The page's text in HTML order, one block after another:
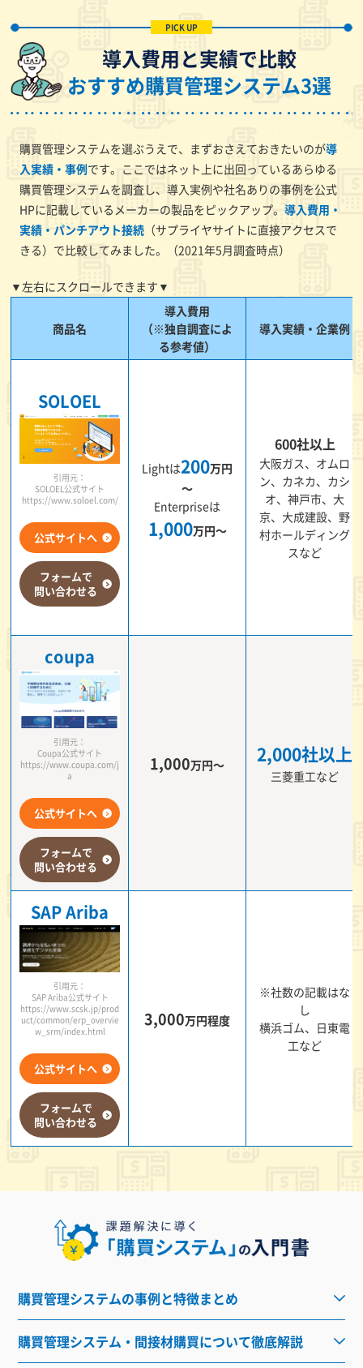
導入費用と実績で比較
おすすめ購買管理システム3選
購買管理システムを選ぶうえで、まずおさえておきたいのが導
入実績・事例です。ここではネット上に出回っているあらゆる
購買管理システムを調査し、導入実例や社名ありの事例を公式
HPに記載しているメーカーの製品をピックアップ。 導入費用・
実績・パンチアウト接続（サプライヤサイトに直接アクセスで
きる）で比較してみました。（2021年5月調査時点）
▼左右にスクロールできます▼
商品名
導入費用
（※独自調査によ
る参考値）
導入実績・企業例
SOLOEL
引用元：
SOLOEL公式サイト
https://www.soloel.com/
公式サイトへ
フォームで
問い合わせる
Lightは200万円
～
Enterpriseは
1,000万円～
600社以上
大阪ガス、オムロ
ン、カネカ、カシ
オ、神戸市、大
京、大成建設、野
村ホールディング
スなど
coupa
引用元：
Coupa公式サイト
https://www.coupa.com/j
a
公式サイトへ
フォームで
問い合わせる
1,000万円～ 2,000社以上
三菱重工など
SAP Ariba
引用元：
SAP Ariba公式サイト
https://www.scsk.jp/prod
uct/common/erp_overvie
w_srm/index.html
公式サイトへ
フォームで
問い合わせる
3,000万円程度
※社数の記載はな
し
横浜ゴム、日東電
工など
購買管理システムの事例と特徴まとめ
購買管理システム・間接材購買について徹底解説